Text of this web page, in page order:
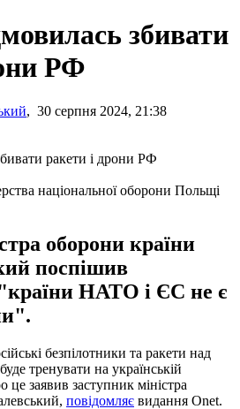
збивати
РФ
, 30 серпня 2024, 21:38
національної оборони Польщі
оборони країни
поспішив
НАТО і ЄС не є
безпілотники та ракети над
тренувати на українській
це заявив заступник міністра
повідомляє видання Оnet.